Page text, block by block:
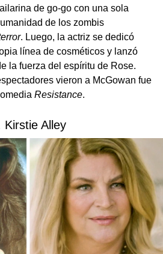
de go-go con una sola
de los zombis
. Luego, la actriz se dedicó
línea de cosméticos y lanzó
la fuerza del espíritu de Rose.
vieron a McGowan fue
Resistance.
Kirstie Alley